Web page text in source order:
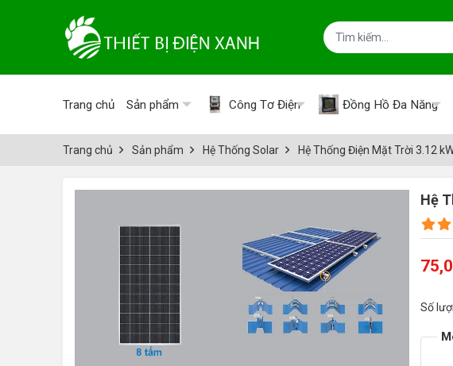
Trang chủ Sản phẩm Công Tơ Điện Đồng Hồ Đa Năng
Trang chủ Sản phẩm Hệ Thống Solar Hệ Thống Điện Mặt Trời 3.12
Hệ
Số